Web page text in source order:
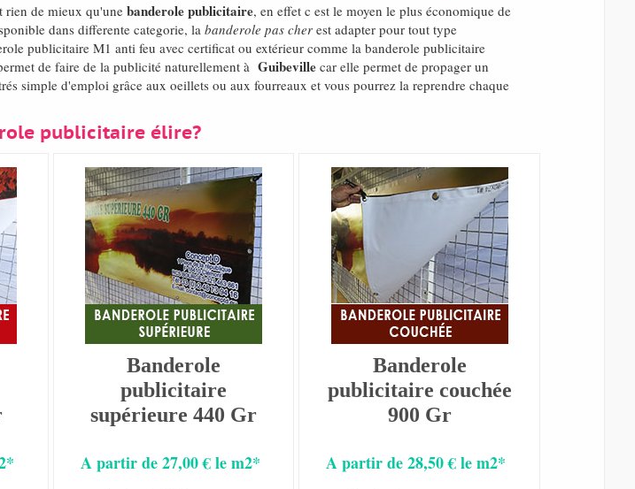
rien de mieux qu'une banderole publicitaire, en effet c est le moyen le plus économique de
dans differente categorie, la banderole pas cherest adapter pour tout type
publicitaire M1 anti feu avec certificat ou extérieur comme la banderole publicitaire
de faire de la publicité naturellement à Guibevillecar elle permet de propager un
simple d'emploi grâce aux oeillets ou aux fourreaux et vous pourrez la reprendre chaque
publicitaire élire?
Banderole
publicitaire
supérieure 440 Gr
A partir de 27,00 € le m2*
Banderole
publicitaire couchée
900 Gr
A partir de 28,50 € le m2*